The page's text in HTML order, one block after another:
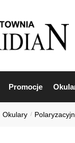
Promocje
Okulary /